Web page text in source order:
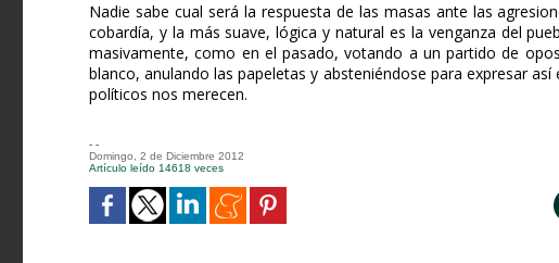
Nadie sabe cual será la respuesta de las masas ante las
cobardía, y la más suave, lógica y natural es la venganza del
masivamente, como en el pasado, votando a un partido de
blanco, anulando las papeletas y absteniéndose para expresar
políticos nos merecen.
- -
Domingo, 2 de Diciembre 2012
Artículo leído 14618 veces